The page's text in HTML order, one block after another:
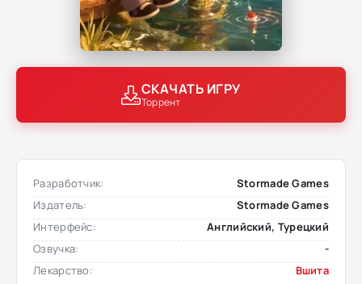
СКАЧАТЬ ИГРУ
Торрент
Разработчик:
Stormade Games
Издатель:
Stormade Games
Интерфейс:
Английский, Турецкий
Озвучка:
-
Лекарство:
Вшита